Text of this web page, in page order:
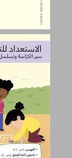
الاستعداد للتدريس ... 26